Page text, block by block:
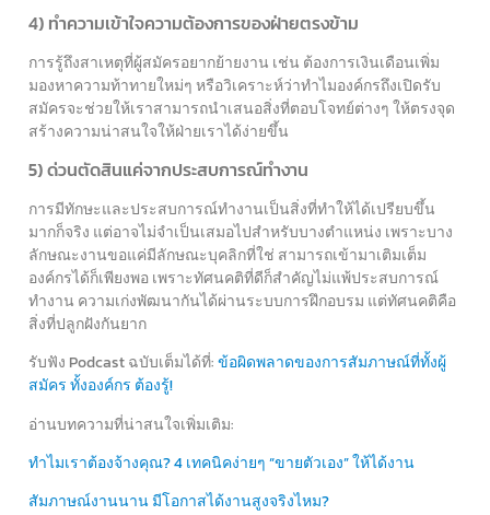
4) ทำความเข้าใจความต้องการของฝ่ายตรงข้าม
การรู้ถึงสาเหตุที่ผู้สมัครอยากย้ายงาน เช่น ต้องการเงินเดือนเพิ่ม
มองหาความท้าทายใหม่ๆ หรือวิเคราะห์ว่าทำไมองค์กรถึงเปิดรับ
สมัครจะช่วยให้เราสามารถนำเสนอสิ่งที่ตอบโจทย์ต่างๆ ให้ตรงจุด
สร้างความน่าสนใจให้ฝ่ายเราได้ง่ายขึ้น
5) ด่วนตัดสินแค่จากประสบการณ์ทำงาน
การมีทักษะและประสบการณ์ทำงานเป็นสิ่งที่ทำให้ได้เปรียบขึ้น
มากก็จริง แต่อาจไม่จำเป็นเสมอไปสำหรับบางตำแหน่ง เพราะบาง
ลักษณะงานขอแค่มีลักษณะบุคลิกที่ใช่ สามารถเข้ามาเติมเต็ม
องค์กรได้ก็เพียงพอ เพราะทัศนคติที่ดีก็สำคัญไม่แพ้ประสบการณ์
ทำงาน ความเก่งพัฒนากันได้ผ่านระบบการฝึกอบรม แต่ทัศนคติคือ
สิ่งที่ปลูกฝังกันยาก
รับฟัง Podcast ฉบับเต็มได้ที่:ข้อผิดพลาดของการสัมภาษณ์ที่ทั้งผู้
สมัคร ทั้งองค์กร ต้องรู้!
อ่านบทความที่น่าสนใจเพิ่มเติม:
ทำไมเราต้องจ้างคุณ? 4 เทคนิคง่ายๆ “ขายตัวเอง” ให้ได้งาน
สัมภาษณ์งานนาน มีโอกาสได้งานสูงจริงไหม?